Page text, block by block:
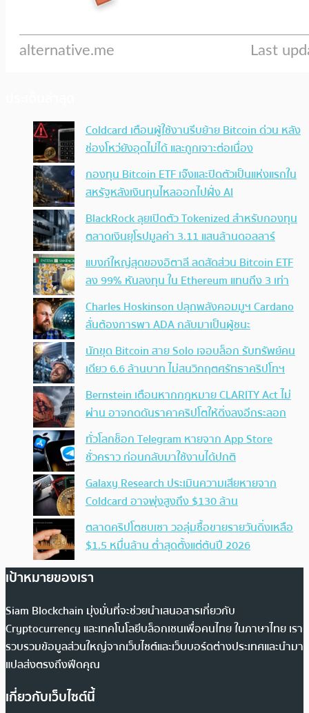
Coldcard เตือนผู้ใช้งานรีบย้าย Bitcoin ด่วน หลัง
ช่องโหว่ยังอุดไม่ได้ และถูกเจาะต่อเนื่อง
กองทุน Bitcoin ETF เจ๊งและปิดตัวเป็นแห่งแรกใน
สหรัฐหลังเงินทุนไหลออกไปฝั่ง AI
BlackRock ลุยเปิดตัว Tokenized สำหรับกองทุน
ตลาดเงินยุโรปมูลค่า 3.11 แสนล้านดอลลาร์
แบงก์ใหญ่สุดของอิตาลี ลดสัดส่วน Bitcoin ETF
ลง 99% หันลงทุน ใน Ethereum แทนถึง 3 เท่า
Charles Hoskinson ปลุกพลังคอมมูฯ Cardano
ลั่นต้องการพา ADA กลับมาเป็นผู้ชนะ
นักขุด Bitcoin สาย Solo เจอบล็อก รับทรัพย์คน
เดียว 6.6 ล้านบาท ไม่สนวิกฤตศรัทธาคริปโทฯ
Bernstein เตือนหากกฎหมาย CLARITY Act ไม่
ผ่าน อาจกดดันราคาคริปโตให้ดิ่งลงอีกระลอก
ทั่วโลกช็อก Telegram หายจาก App Store
ชั่วคราว ก่อนกลับมาใช้งานได้ปกติ
Galaxy Research ประเมินความเสียหายจาก
Coldcard อาจพุ่งสูงถึง $130 ล้าน
ตลาดคริปโตซบเซา วอลุ่มซื้อขายรายวันดิ่งเหลือ
$1.5 หมื่นล้าน ต่ำสุดตั้งแต่ต้นปี 2026
เป้าหมายของเรา
Siam Blockchain มุ่งมั่นที่จะช่วยนำเสนอสารเกี่ยวกับ
Cryptocurrency และเทคโนโลยีบล็อกเชนเพื่อคนไทย ในภาษาไทย เรา
รวบรวมข้อมูลส่วนใหญ่จากเว็บไซต์และเว็บบอร์ดต่างประเทศและนำมา
แปลส่งตรงถึงฟีดคุณ
เกี่ยวกับเว็บไซต์นี้